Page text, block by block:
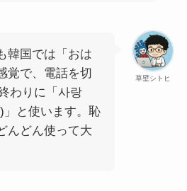
草壁シトヒ
韓国では「おは
覚で、電話を切
わりに「사랑
と使います。恥
んどん使って大